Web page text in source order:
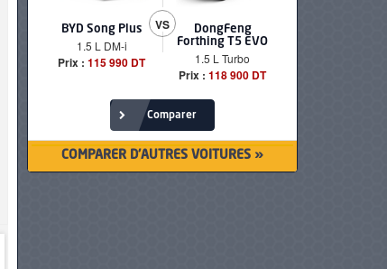
BYD Song Plus
1.5 L DM-i
Prix : 115 990 DT
VS
DongFeng
Forthing T5 EVO
1.5 L Turbo
Prix : 118 900 DT
Comparer
COMPARER D'AUTRES VOITURES »